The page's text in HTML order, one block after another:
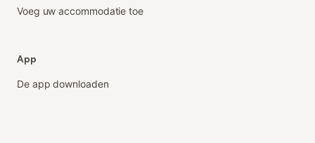
Voeg uw accommodatie toe
App
De app downloaden